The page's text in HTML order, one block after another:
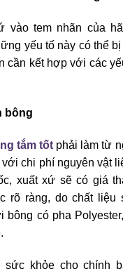
vào tem nhãn của
yếu tố này có thể
cần kết hợp với các
bông
tắm tốt phải làm từ
chi phí nguyên vật
xuất xứ sẽ có giá
rõ ràng, do chất liệu
có pha
sức khỏe cho chính